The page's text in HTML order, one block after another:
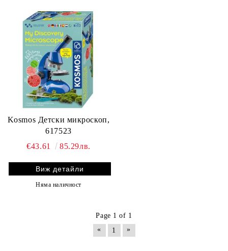
Kosmos Детски микроскоп,
617523
€43.61
85.29лв.
Виж детайли
Няма наличност
Page 1 of 1
«
1 »